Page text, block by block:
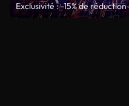
Exclusivité : -15% de